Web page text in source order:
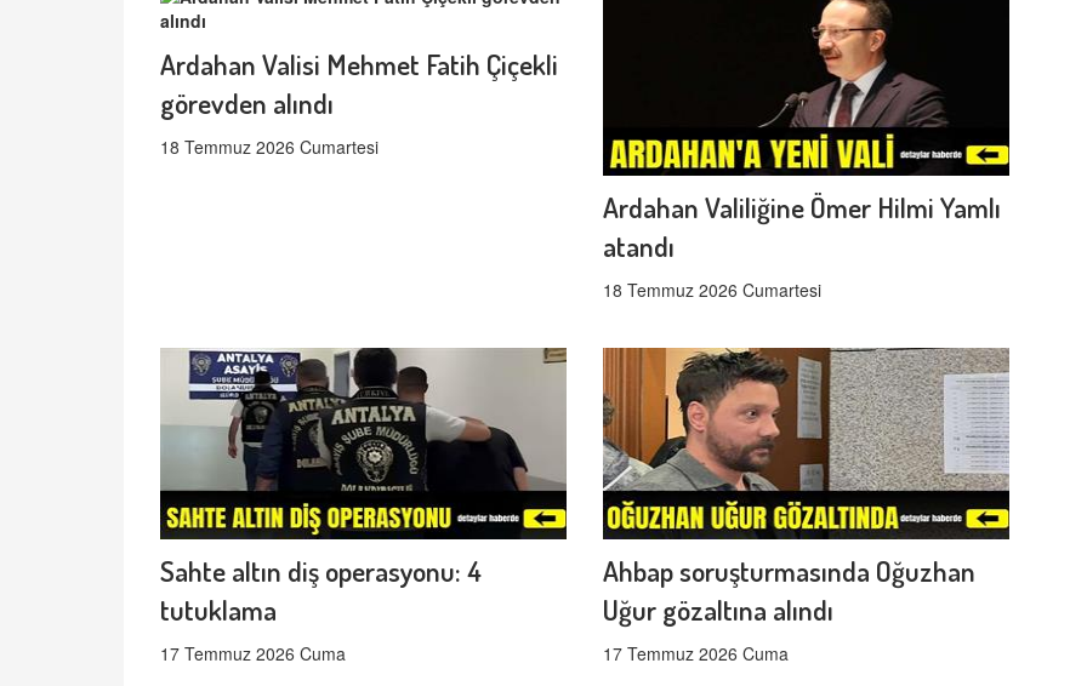
Ardahan Valisi Mehmet Fatih Çiçekli
görevden alındı
18 Temmuz 2026 Cumartesi
Ardahan Valiliğine Ömer Hilmi Yamlı
atandı
18 Temmuz 2026 Cumartesi
Sahte altın diş operasyonu: 4
tutuklama
17 Temmuz 2026 Cuma
Ahbap soruşturmasında Oğuzhan
Uğur gözaltına alındı
17 Temmuz 2026 Cuma